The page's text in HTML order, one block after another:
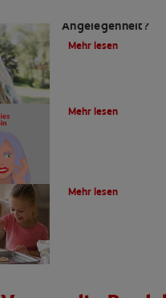
Angelegenheit?
Mehr lesen
Mehr lesen
Mehr lesen